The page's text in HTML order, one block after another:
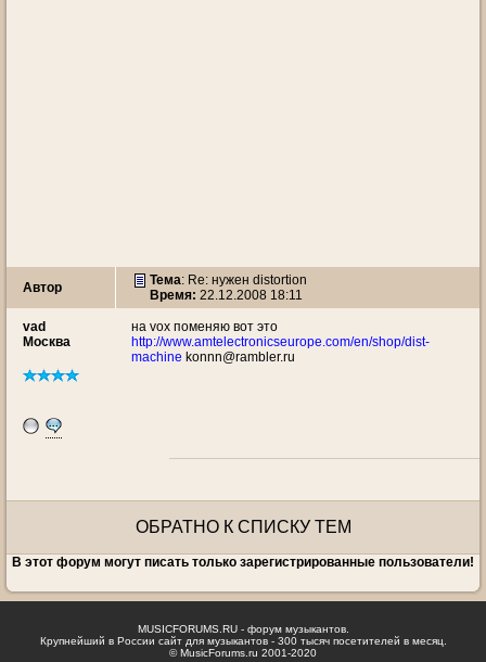
Автор Тема: Re: нужен distortion
Время: 22.12.2008 18:11
vad
Москва
на vox поменяю вот это
http://www.amtelectronicseurope.com/en/shop/dist-
machine konnn@rambler.ru
ОБРАТНО К СПИСКУ ТЕМ
В этот форум могут писать только зарегистрированные пользователи!
MUSICFORUMS.RU - форум музыкантов.
Крупнейший в России сайт для музыкантов - 300 тысяч посетителей в месяц.
© MusicForums.ru 2001-2020